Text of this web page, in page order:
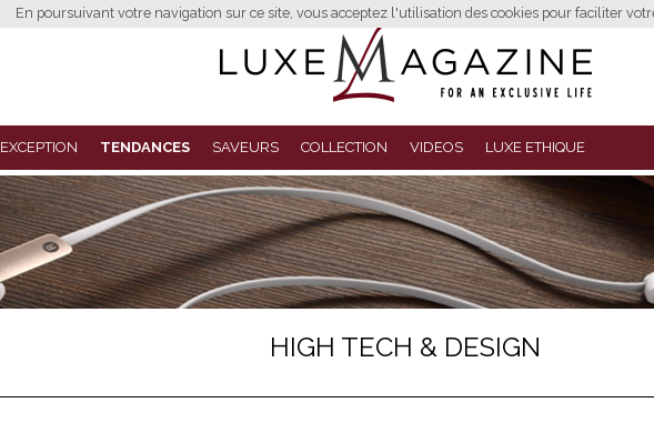
En poursuivant votre navigation sur ce site, vous acceptez l'utilisation des cookies pour faciliter
EXCEPTION TENDANCES SAVEURS COLLECTION VIDEOS LUXE ETHIQUE
HIGH TECH & DESIGN